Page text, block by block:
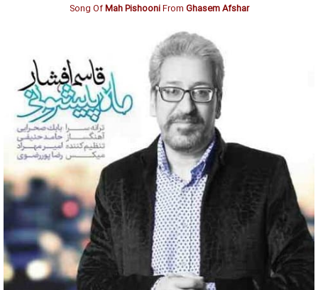
Song OfMah PishooniFrom Ghasem Afshar